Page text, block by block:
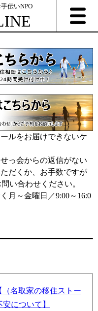
伝いNPO
ルをお届けできないケ
っ会からの返信がない
だくか、お手数ですが
い合わせください。
月～金曜日／9:00～16:0
名取家の移住ストー
について】